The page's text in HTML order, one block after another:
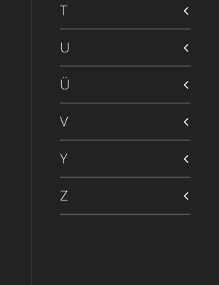
T
U
Ü
V
Y
Z